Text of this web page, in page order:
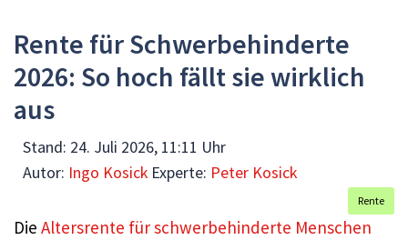
Rente für Schwerbehinderte
2026: So hoch fällt sie wirklich
aus
Stand: 24. Juli 2026, 11:11 Uhr
Autor: Ingo Kosick Experte: Peter Kosick
Rente
Die Altersrente für schwerbehinderte Menschen